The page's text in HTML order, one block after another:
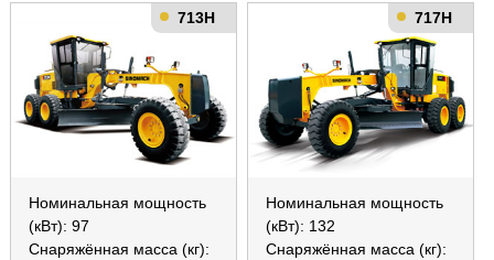
713H
Номинальная мощность
(кВт): 97
Снаряжённая масса (кг):
717H
Номинальная мощность
(кВт): 132
Снаряжённая масса (кг):